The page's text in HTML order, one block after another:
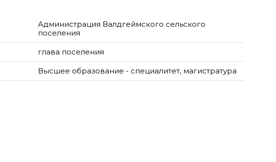
Администрация Валдгеймского сельского
поселения
глава поселения
Высшее образование - специалитет, магистратура